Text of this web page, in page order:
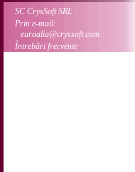
SC CrysSoft SRL
Prin e-mail:
euroalia@cryssoft.com
Întrebări frecvente